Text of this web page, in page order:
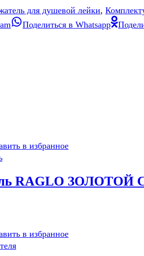
для душевой лейки,
Поделиться в Whatsapp
в избранное
RAGLO ЗОЛОТОЙ
в избранное